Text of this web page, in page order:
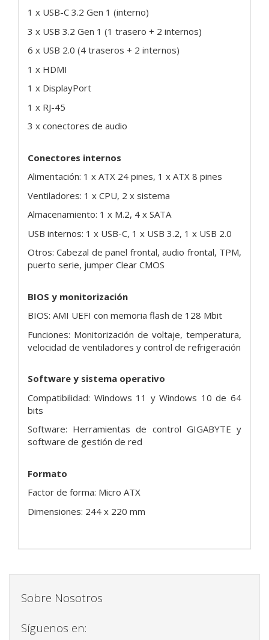
1 x USB-C 3.2 Gen 1 (interno)
3 x USB 3.2 Gen 1 (1 trasero + 2 internos)
6 x USB 2.0 (4 traseros + 2 internos)
1 x HDMI
1 x DisplayPort
1 x RJ-45
3 x conectores de audio
Conectores internos
Alimentación: 1 x ATX 24 pines, 1 x ATX 8 pines
Ventiladores: 1 x CPU, 2 x sistema
Almacenamiento: 1 x M.2, 4 x SATA
USB internos: 1 x USB-C, 1 x USB 3.2, 1 x USB 2.0
Otros: Cabezal de panel frontal, audio frontal, TPM,
puerto serie, jumper Clear CMOS
BIOS y monitorización
BIOS: AMI UEFI con memoria flash de 128 Mbit
Funciones: Monitorización de voltaje, temperatura,
velocidad de ventiladores y control de refrigeración
Software y sistema operativo
Compatibilidad: Windows 11 y Windows 10 de 64
bits
Software: Herramientas de control GIGABYTE y
software de gestión de red
Formato
Factor de forma: Micro ATX
Dimensiones: 244 x 220 mm
Sobre Nosotros
Síguenos en: